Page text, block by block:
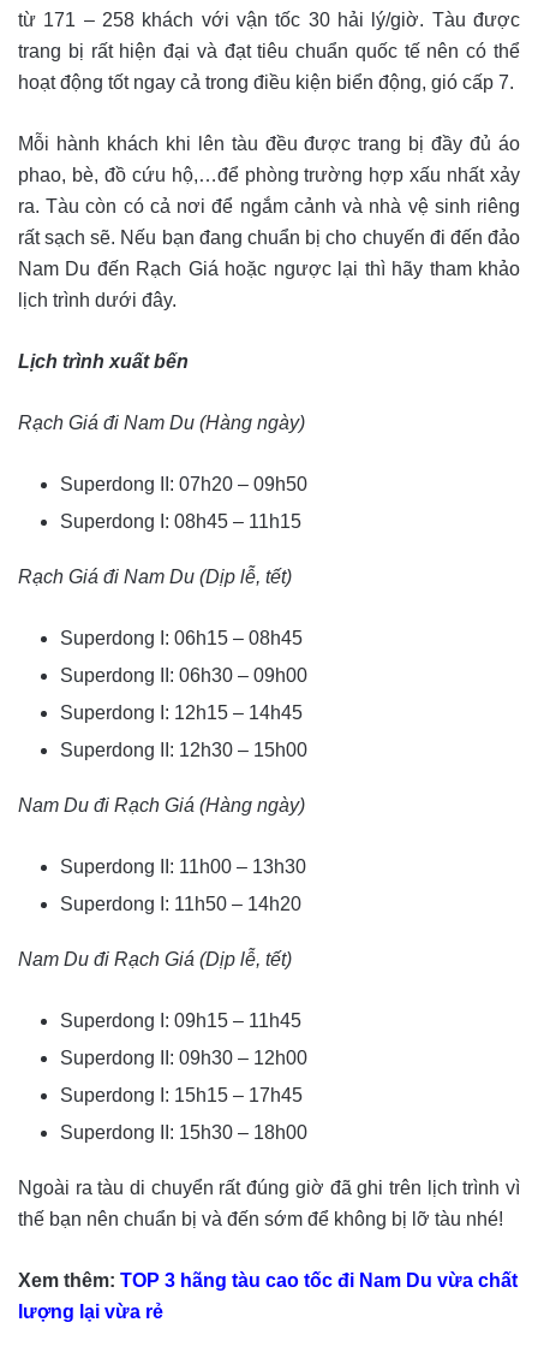
từ 171 – 258 khách với vận tốc 30 hải lý/giờ. Tàu được
trang bị rất hiện đại và đạt tiêu chuẩn quốc tế nên có thể
hoạt động tốt ngay cả trong điều kiện biển động, gió cấp 7.
Mỗi hành khách khi lên tàu đều được trang bị đầy đủ áo
phao, bè, đồ cứu hộ,…để phòng trường hợp xấu nhất xảy
ra. Tàu còn có cả nơi để ngắm cảnh và nhà vệ sinh riêng
rất sạch sẽ. Nếu bạn đang chuẩn bị cho chuyến đi đến đảo
Nam Du đến Rạch Giá hoặc ngược lại thì hãy tham khảo
lịch trình dưới đây.
Lịch trình xuất bến
Rạch Giá đi Nam Du (Hàng ngày)
Superdong II: 07h20 – 09h50
Superdong I: 08h45 – 11h15
Rạch Giá đi Nam Du (Dịp lễ, tết)
Superdong I: 06h15 – 08h45
Superdong II: 06h30 – 09h00
Superdong I: 12h15 – 14h45
Superdong II: 12h30 – 15h00
Nam Du đi Rạch Giá (Hàng ngày)
Superdong II: 11h00 – 13h30
Superdong I: 11h50 – 14h20
Nam Du đi Rạch Giá (Dịp lễ, tết)
Superdong I: 09h15 – 11h45
Superdong II: 09h30 – 12h00
Superdong I: 15h15 – 17h45
Superdong II: 15h30 – 18h00
Ngoài ra tàu di chuyển rất đúng giờ đã ghi trên lịch trình vì
thế bạn nên chuẩn bị và đến sớm để không bị lỡ tàu nhé!
Xem thêm: TOP 3 hãng tàu cao tốc đi Nam Du vừa chất
lượng lại vừa rẻ